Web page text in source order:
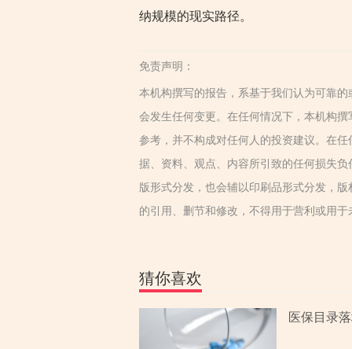
纳规模的现实路径。
免责声明：
本机构撰写的报告，系基于我们认为可靠
会发生任何变更。在任何情况下，本机构
参考，并不构成对任何人的投资建议。在
据、资料、观点、内容所引致的任何损失
版形式分发，也会辅以印刷品形式分发，
的引用、删节和修改，不得用于营利或用
猜你喜欢
医保目录